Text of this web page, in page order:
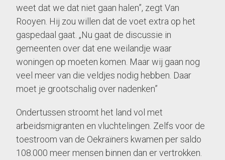
weet dat we dat niet gaan halen”, zegt Van
Rooyen. Hij zou willen dat de voet extra op het
gaspedaal gaat. „Nu gaat de discussie in
gemeenten over dat ene weilandje waar
woningen op moeten komen. Maar wij gaan nog
veel meer van die veldjes nodig hebben. Daar
moet je grootschalig over nadenken”
Ondertussen stroomt het land vol met
arbeidsmigranten en vluchtelingen. Zelfs voor de
toestroom van de Oekraïners kwamen per saldo
108.000 meer mensen binnen dan er vertrokken.